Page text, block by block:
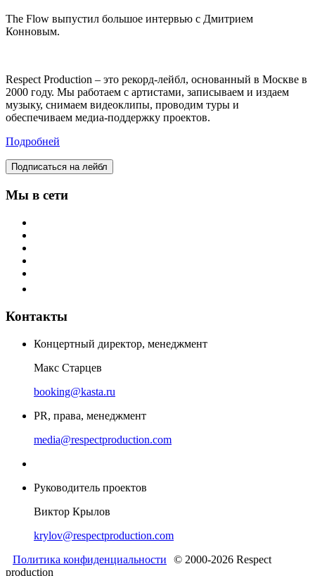
The Flow выпустил большое интервью с Дмитрием
Конновым.
Respect Production – это рекорд-лейбл, основанный в Москве в
2000 году. Мы работаем с артистами, записываем и издаем
музыку, снимаем видеоклипы, проводим туры и
обеспечиваем медиа-поддержку проектов.
Подробней
Подписаться на лейбл
Мы в сети
Контакты
Концертный директор, менеджмент
Макс Старцев
booking@kasta.ru
PR, права, менеджмент
media@respectproduction.com
Руководитель проектов
Виктор Крылов
krylov@respectproduction.com
Политика конфиденциальности
© 2000-2026 Respect
production